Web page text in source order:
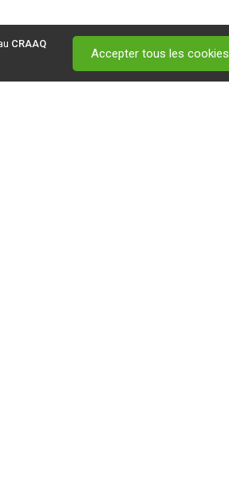
CRAAQ
Accepter tous les cookies